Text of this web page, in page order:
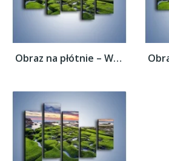
Obraz na płótnie – Woda w nierównym...